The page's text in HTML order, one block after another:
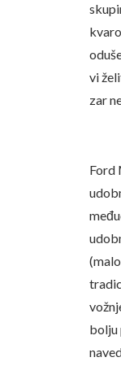
vi
zar
Ford
bolju